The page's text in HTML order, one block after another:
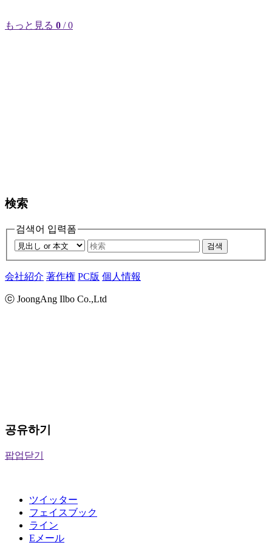
もっと見る 0 / 0
検索
검색어 입력폼
검색
会社紹介 著作権 PC版 個人情報
ⓒ JoongAng Ilbo Co.,Ltd
공유하기
팝업닫기
ツイッター
フェイスブック
ライン
Eメール